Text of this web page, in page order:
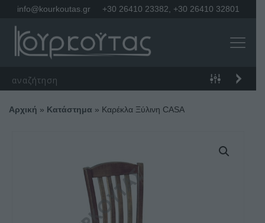
info@kourkoutas.gr +30 26410 23382 +30 26410 32801
Αρχική » Κατάστημα » Καρέκλα Ξύλινη CASA